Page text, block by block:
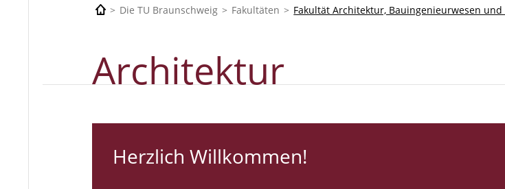
Die TU Braunschweig Fakultäten Fakultät Architektur, Bauingenieurwesen
Architektur
Herzlich Willkommen!